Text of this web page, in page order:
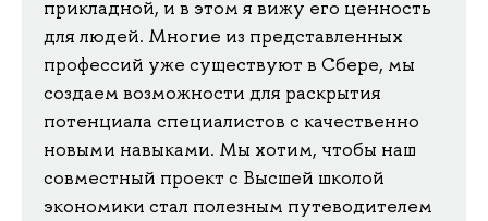
прикладной, и в этом я вижу его ценность
для людей. Многие из представленных
профессий уже существуют в Сбере, мы
создаем возможности для раскрытия
потенциала специалистов с качественно
новыми навыками. Мы хотим, чтобы наш
совместный проект с Высшей школой
экономики стал полезным путеводителем